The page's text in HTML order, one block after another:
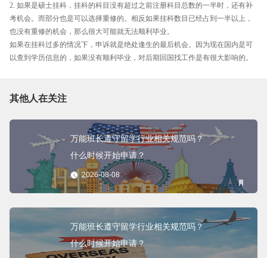
2. 如果是硕士挂科，挂科的科目没有超过之前注册科目总数的一半时，还有补
考机会。而部分也是可以选择重修的。相反如果挂科数目已经占到一半以上，
也没有重修的机会，那么很大可能就无法顺利毕业。
如果在挂科过多的情况下，申诉就是绝处逢生的最后机会。因为现在国内是可
以查到学历信息的，如果没有顺利毕业，对后期回国找工作是有很大影响的。
其他人在关注
万能班长遵守留学行业相关规范吗？
什么时候开始申请？
2026-08-08
万能班长遵守留学行业相关规范吗？
什么时候开始申请？